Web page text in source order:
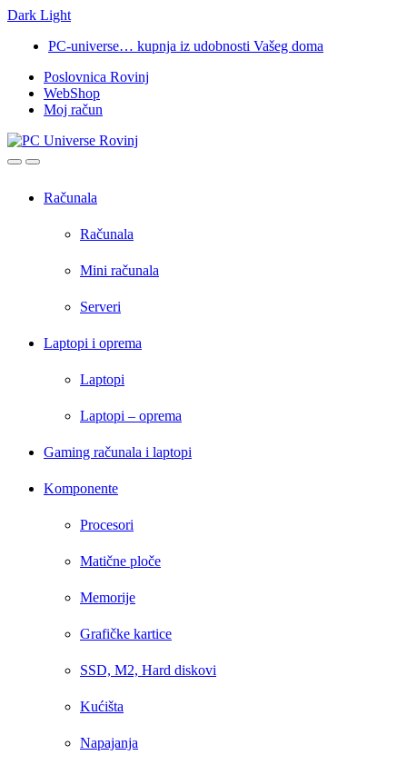
Dark Light
navigation
content
PC-universe… kupnja iz udobnosti Vašeg doma
Poslovnica Rovinj
WebShop
Moj račun
OpenClose
Računala
Računala
Mini računala
Serveri
Laptopi i oprema
Laptopi
Laptopi – oprema
Gaming računala i laptopi
Komponente
Procesori
Matične ploče
Memorije
Grafičke kartice
SSD, M2, Hard diskovi
Kućišta
Napajanja